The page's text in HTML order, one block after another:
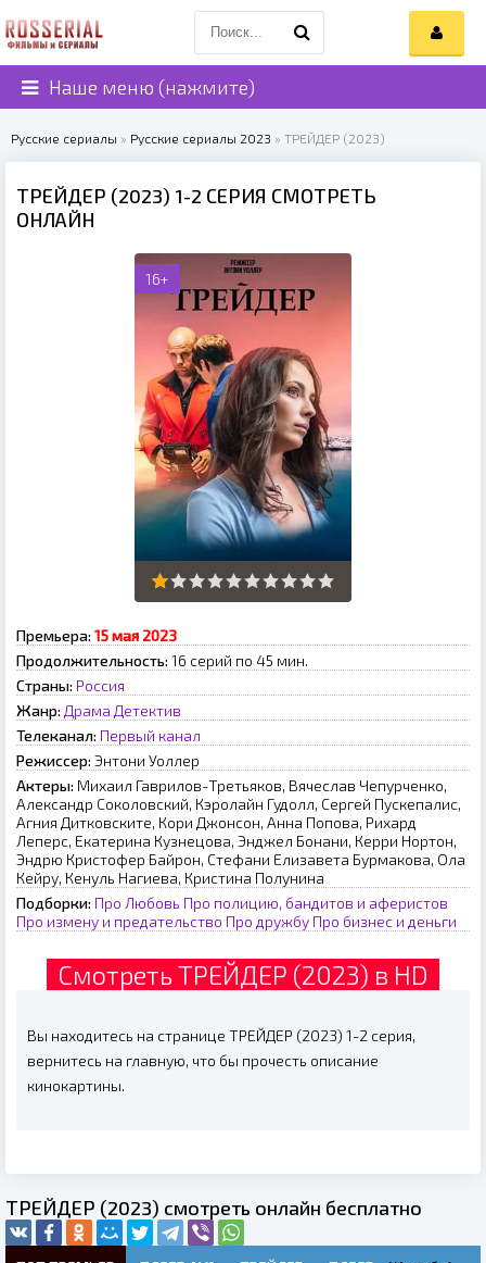
Наше меню (нажмите)
Русские сериалы » Русские сериалы 2023 » ТРЕЙДЕР (2023)
ТРЕЙДЕР (2023) 1-2 СЕРИЯ СМОТРЕТЬ
ОНЛАЙН
16+
Премьера: 15 мая 2023
Продолжительность: 16 серий по 45 мин.
Страны: Россия
Жанр: Драма Детектив
Телеканал: Первый канал
Режиссер: Энтони Уоллер
Актеры: Михаил Гаврилов-Третьяков, Вячеслав Чепурченко,
Александр Соколовский, Кэролайн Гудолл, Сергей Пускепалис,
Агния Дитковските, Кори Джонсон, Анна Попова, Рихард
Леперс, Екатерина Кузнецова, Энджел Бонани, Керри Нортон,
Эндрю Кристофер Байрон, Стефани Елизавета Бурмакова, Ола
Кейру, Кенуль Нагиева, Кристина Полунина
Подборки: Про Любовь Про полицию, бандитов и аферистов
Про измену и предательство Про дружбу Про бизнес и деньги
Смотреть ТРЕЙДЕР (2023) в HD
Вы находитесь на странице ТРЕЙДЕР (2023) 1-2 серия,
вернитесь на главную, что бы прочесть описание
кинокартины.
ТРЕЙДЕР (2023) смотреть онлайн бесплатно